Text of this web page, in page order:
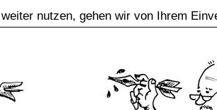
nutzen, gehen wir von Ihrem